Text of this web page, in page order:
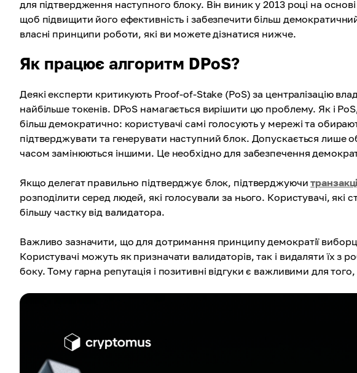
для підтвердження наступного блоку. Він виник у 2013 році на
щоб підвищити його ефективність і забезпечити більш
власні принципи роботи, які ви можете дізнатися нижче.
Як працює алгоритм DPoS?
Деякі експерти критикують Proof-of-Stake (PoS) за централізацію
найбільше токенів. DPoS намагається вирішити цю проблему. Як і
більш демократично: користувачі самі голосують у мережі та
підтверджувати та генерувати наступний блок. Допускається лише
часом замінюються іншими. Це необхідно для забезпечення
Якщо делегат правильно підтверджує блок, підтверджуючи
розподілити серед людей, які голосували за нього. Користувачі, які
більшу частку від валидатора.
Важливо зазначити, що для дотримання принципу демократії
Користувачі можуть як призначати валидаторів, так і видаляти їх з
боку. Тому гарна репутація і позитивні відгуки є важливими для